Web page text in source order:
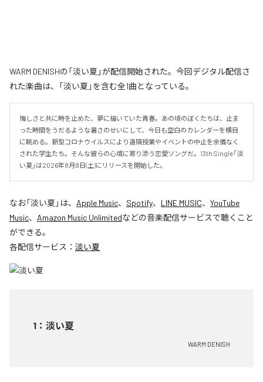
WARM DENISHの「淡い夏」が配信開始された。今回デジタル配信さ
れた楽曲は、「淡い夏」を含む全1曲となっている。
悔しさと共に時を止めた、夢に描いていた青春。あの頃のぼくたちは、止ま
った時間をうだるような暑さのせいにして、今日も空白のカレンダーを横目
に眺める。新型コロナウイルスにより遠隔授業やイベントの中止を余儀なく
された学生たち。そんな彼らの心境に寄り添う恋愛ソングだ。13th Single「淡
い夏」は2026年8月8日(土)にリリースを開始した。
なお「淡い夏 」は、 Apple Music、 Spotify、 LINE MUSIC、 YouTube
Music、 Amazon Music Unlimitedなどの音楽配信サービスで聴くこと
ができる。
各配信サービス： 淡い夏
1 ： 淡い夏
WARM DENISH